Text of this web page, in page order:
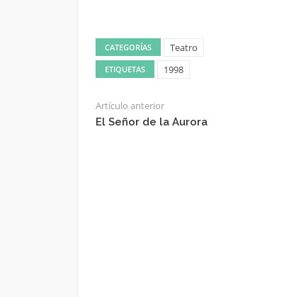
CATEGORÍAS Teatro
ETIQUETAS 1998
Artículo anterior
El Señor de la Aurora